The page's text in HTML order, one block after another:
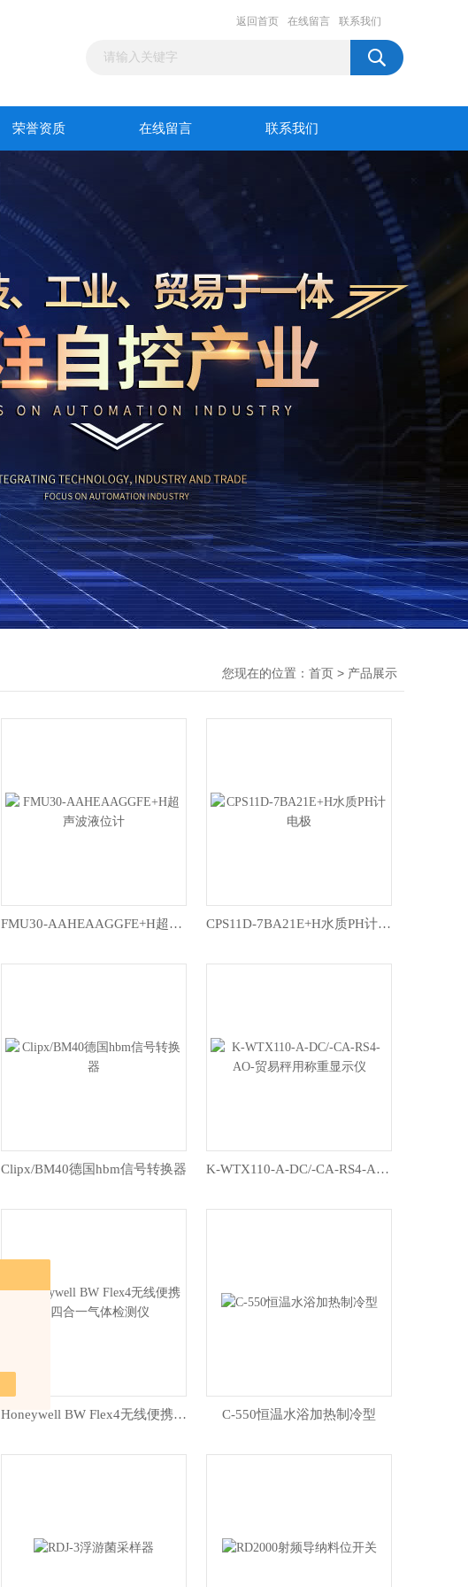
返回首页 在线留言 联系我们
荣誉资质 在线留言 联系我们
您现在的位置： 首页 > 产品展示
FMU30-AAHEAAGGFE+H超声波液位计 CPS11D-7BA21E+H水质PH计电极
Clipx/BM40德国hbm信号转换器 K-WTX110-A-DC/-CA-RS4-AO-贸易秤用称重显示仪
Honeywell BW Flex4无线便携式四合一气体检测仪 C-550恒温水浴加热制冷型